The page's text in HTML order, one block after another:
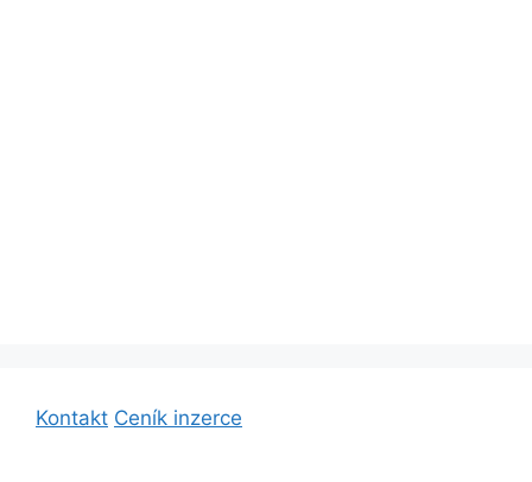
Kontakt Ceník inzerce